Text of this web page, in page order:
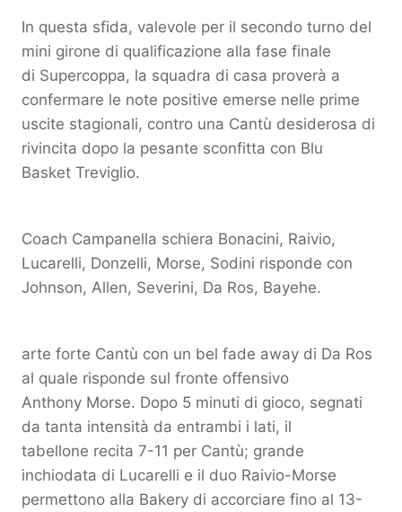
In questa sfida, valevole per il secondo turno del
mini girone di qualificazione alla fase finale
di Supercoppa, la squadra di casa proverà a
confermare le note positive emerse nelle prime
uscite stagionali, contro una Cantù desiderosa di
rivincita dopo la pesante sconfitta con Blu
Basket Treviglio.
Coach Campanella schiera Bonacini, Raivio,
Lucarelli, Donzelli, Morse, Sodini risponde con
Johnson, Allen, Severini, Da Ros, Bayehe.
arte forte Cantù con un bel fade away di Da Ros
al quale risponde sul fronte offensivo
Anthony Morse. Dopo 5 minuti di gioco, segnati
da tanta intensità da entrambi i lati, il
tabellone recita 7-11 per Cantù; grande
inchiodata di Lucarelli e il duo Raivio-Morse
permettono alla Bakery di accorciare fino al 13-